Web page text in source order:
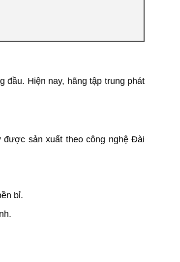
đầu. Hiện nay, hãng tập trung phát
được sản xuất theo công nghệ Đài
bỉ.